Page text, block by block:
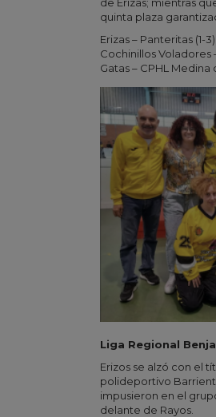
quinta plaza
Erizas – Panteritas (1-3)
Cochinillos Voladores
Gatas – CPHL Medina
Liga Regional
Erizos se alzó con el
polideportivo
impusieron en el
delante de Rayos.